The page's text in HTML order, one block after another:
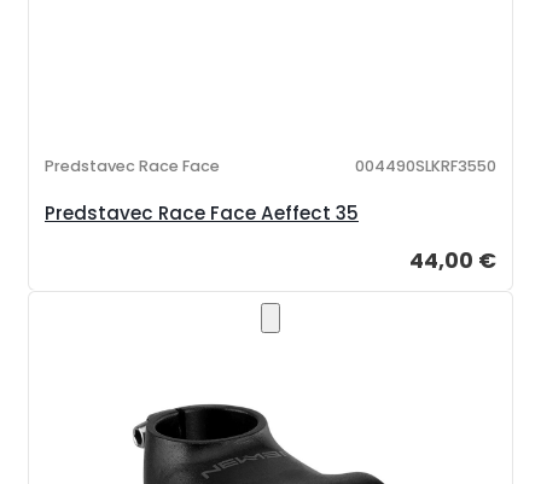
Predstavec Race Face Aeffect 35
Predstavec Race Face 004490SLKRF3550
44,00 €